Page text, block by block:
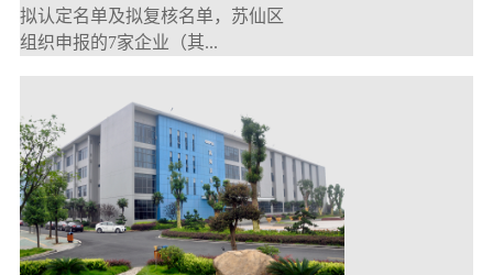
拟认定名单及拟复核名单，苏仙区
组织申报的7家企业（其...